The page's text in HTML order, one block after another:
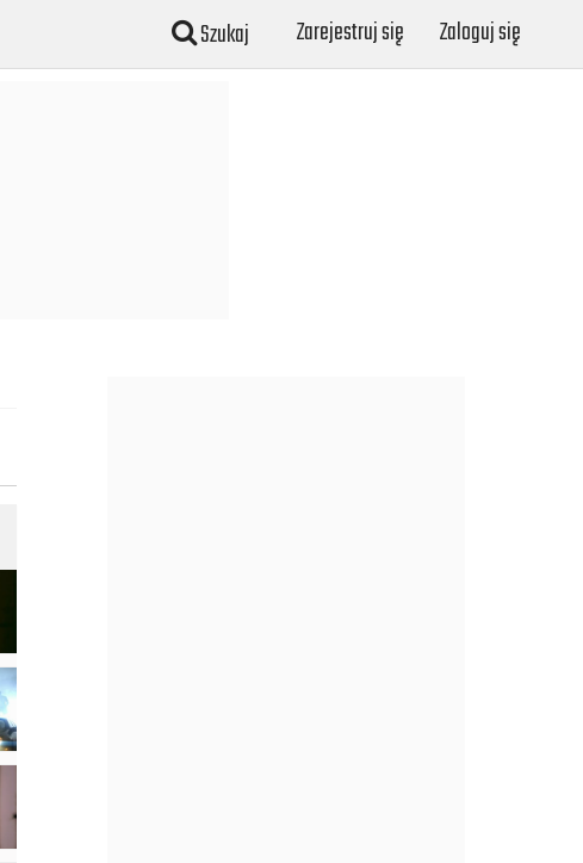
Szukaj Zarejestruj się Zaloguj się